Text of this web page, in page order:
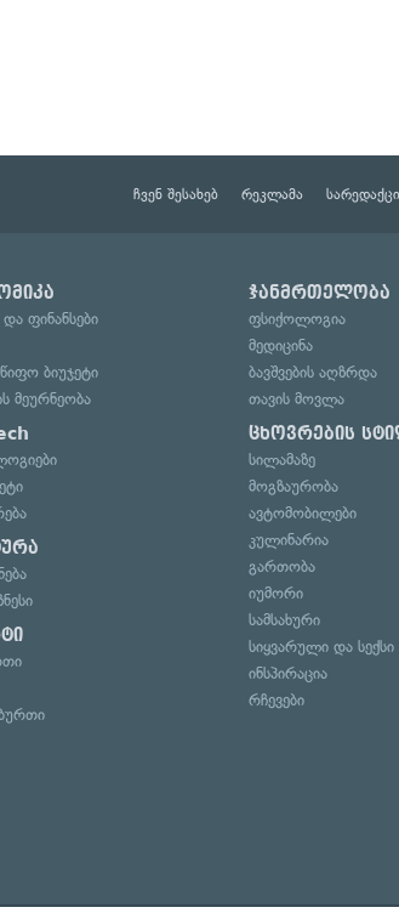
ჩვენ შესახებ რეკლამა
და ფინანსები
ბიუჯეტი
მეურნეობა
ჯანმრთელობა
ფსიქოლოგია
მედიცინა
ბავშვების აღზრდა
თავის მოვლა
ცხოვრების
სილამაზე
მოგზაურობა
ავტომობილები
კულინარია
გართობა
იუმორი
სამსახური
სიყვარული და სექსი
ინსპირაცია
რჩევები